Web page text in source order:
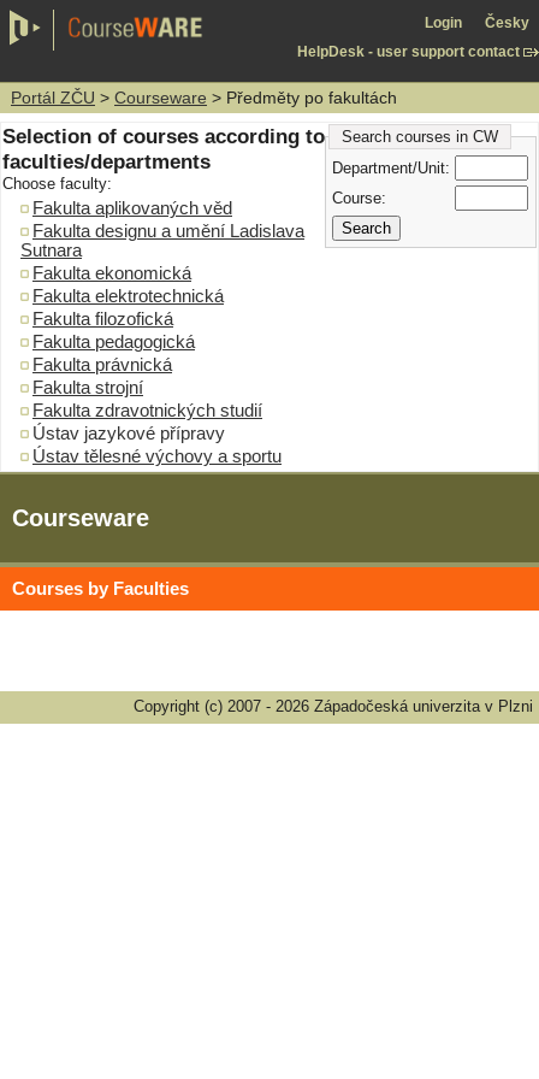
Login
Česky
HelpDesk - user support contact
Portál ZČU > Courseware > Předměty po fakultách
Courseware
Courses by Faculties
Search courses in CW
Department/Unit:
Course:
Selection of courses according to
faculties/departments
Choose faculty:
Fakulta aplikovaných věd
Fakulta designu a umění Ladislava
Sutnara
Fakulta ekonomická
Fakulta elektrotechnická
Fakulta filozofická
Fakulta pedagogická
Fakulta právnická
Fakulta strojní
Fakulta zdravotnických studií
Ústav jazykové přípravy
Ústav tělesné výchovy a sportu
Copyright (c) 2007 - 2026 Západočeská univerzita v Plzni